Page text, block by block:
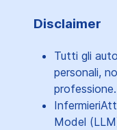
Disclaimer
Tutti gli
personali,
professione.
Model